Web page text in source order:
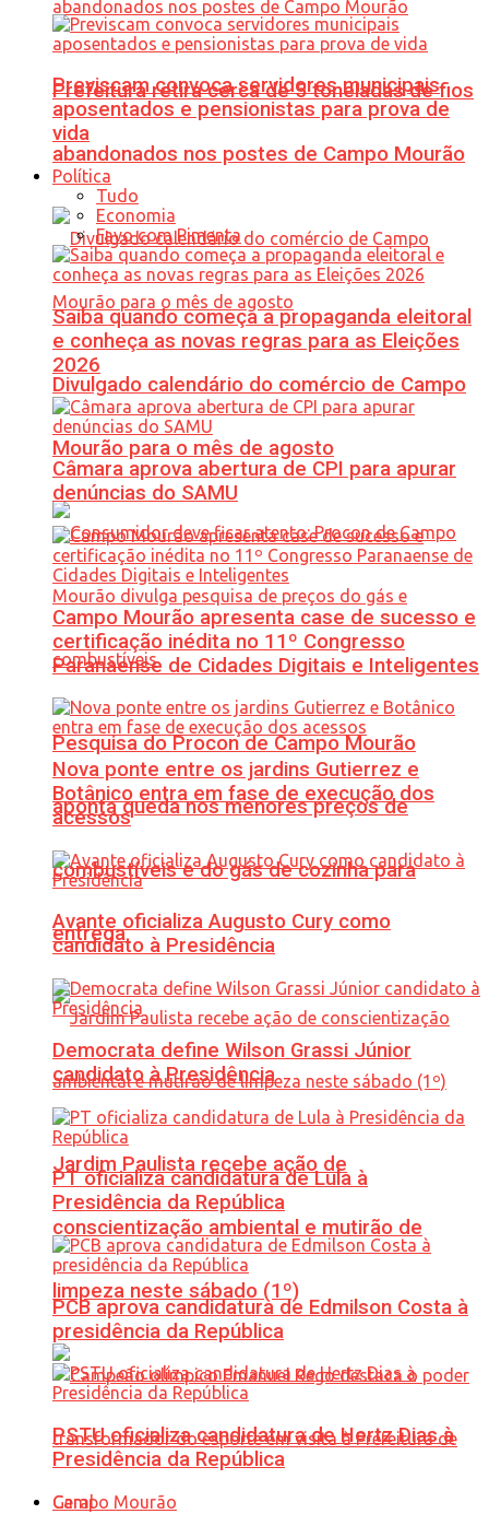
Prefeitura retira cerca de 5 toneladas de fios
abandonados nos postes de Campo Mourão
Divulgado calendário do comércio de Campo
Mourão para o mês de agosto
Pesquisa do Procon de Campo Mourão
aponta queda nos menores preços de
combustíveis e do gás de cozinha para
entrega
Jardim Paulista recebe ação de
conscientização ambiental e mutirão de
limpeza neste sábado (1º)
Previscam convoca servidores municipais
aposentados e pensionistas para prova de
vida
Política
Tudo
Economia
Favo com Pimenta
Saiba quando começa a propaganda eleitoral
e conheça as novas regras para as Eleições
2026
Câmara aprova abertura de CPI para apurar
denúncias do SAMU
Campo Mourão apresenta case de sucesso e
certificação inédita no 11º Congresso
Paranaense de Cidades Digitais e Inteligentes
Nova ponte entre os jardins Gutierrez e
Botânico entra em fase de execução dos
acessos
Avante oficializa Augusto Cury como
candidato à Presidência
Democrata define Wilson Grassi Júnior
candidato à Presidência
PT oficializa candidatura de Lula à
Presidência da República
PCB aprova candidatura de Edmilson Costa à
presidência da República
PSTU oficializa candidatura de Hertz Dias à
Presidência da República
Geral